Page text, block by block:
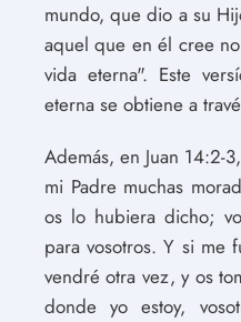
mundo, que dio a su
aquel que en él cree
vida eterna". Este
eterna se obtiene a
Además, en Juan 14:2-
mi Padre muchas
os lo hubiera dicho;
para vosotros. Y si me
vendré otra vez, y os
donde yo estoy,